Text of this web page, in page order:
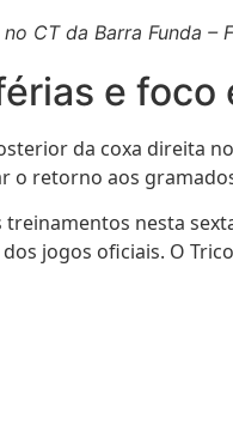
CT da Barra Funda –
e foco
da coxa direita
o retorno aos
treinamentos nesta
jogos oficiais. O